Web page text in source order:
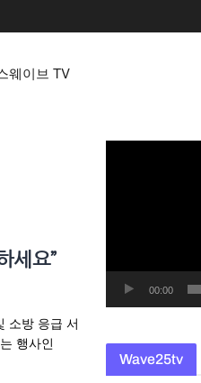
웨이브 TV
세요”
소방 응급 서
행사인
00:00
Wave25tv